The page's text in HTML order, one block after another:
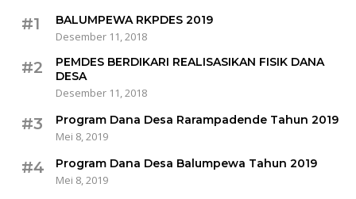
#1
BALUMPEWA RKPDES 2019
Desember 11, 2018
#2
PEMDES BERDIKARI REALISASIKAN FISIK DANA
DESA
Desember 11, 2018
#3
Program Dana Desa Rarampadende Tahun 2019
Mei 8, 2019
#4
Program Dana Desa Balumpewa Tahun 2019
Mei 8, 2019